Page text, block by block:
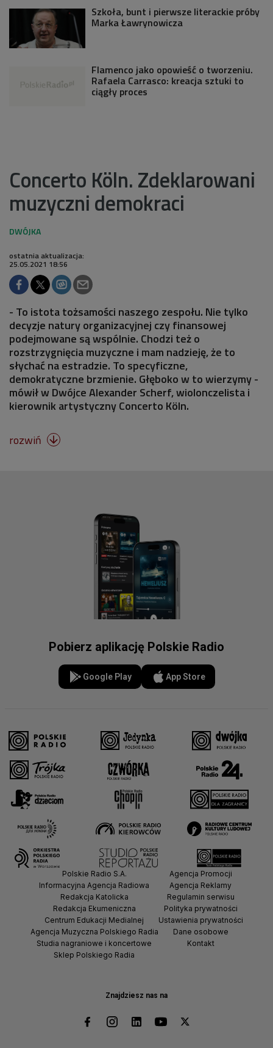
Szkoła, bunt i pierwsze literackie próby
Marka Ławrynowicza
Flamenco jako opowieść o tworzeniu.
Rafaela Carrasco: kreacja sztuki to
ciągły proces
Concerto Köln. Zdeklarowani
muzyczni demokraci
ostatnia aktualizacja:
25.05.2021 18:56
- To istota tożsamości naszego zespołu. Nie tylko
decyzje natury organizacyjnej czy finansowej
podejmowane są wspólnie. Chodzi też o
rozstrzygnięcia muzyczne i mam nadzieję, że to
słychać na estradzie. To specyficzne,
demokratyczne brzmienie. Głęboko w to wierzymy -
mówił w Dwójce Alexander Scherf, wiolonczelista i
kierownik artystyczny Concerto Köln.
rozwiń 
Pobierz aplikację Polskie Radio
Google Play App Store
Znajdziesz nas na
Polskie Radio S.A.
Informacyjna Agencja Radiowa
Redakcja Katolicka
Redakcja Ekumeniczna
Centrum Edukacji Medialnej
Agencja Muzyczna Polskiego Radia
Studia nagraniowe i koncertowe
Sklep Polskiego Radia
Agencja Promocji
Agencja Reklamy
Regulamin serwisu
Polityka prywatności
Ustawienia prywatności
Dane osobowe
Kontakt